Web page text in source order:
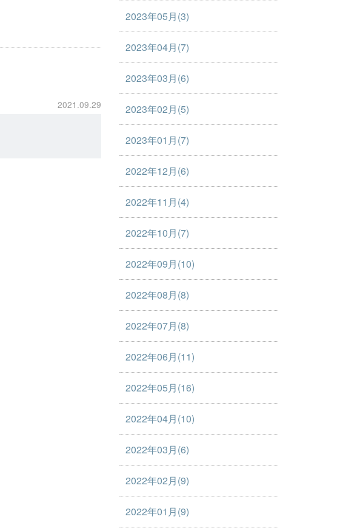
2021.09.29
2023年05月(3)
2023年04月(7)
2023年03月(6)
2023年02月(5)
2023年01月(7)
2022年12月(6)
2022年11月(4)
2022年10月(7)
2022年09月(10)
2022年08月(8)
2022年07月(8)
2022年06月(11)
2022年05月(16)
2022年04月(10)
2022年03月(6)
2022年02月(9)
2022年01月(9)